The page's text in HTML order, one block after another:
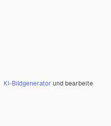
KI-Bildgenerator und bearbeite